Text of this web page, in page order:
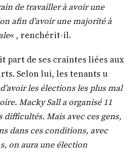
de travailler à avoir une
afin d’avoir une majorité à
« , renchérit-il.
part de ses craintes liées aux
Selon lui, les tenants u
les élections les plus mal
Macky Sall a organisé 11
difficultés. Mais avec ces gens,
dans ces conditions, avec
on aura une élection